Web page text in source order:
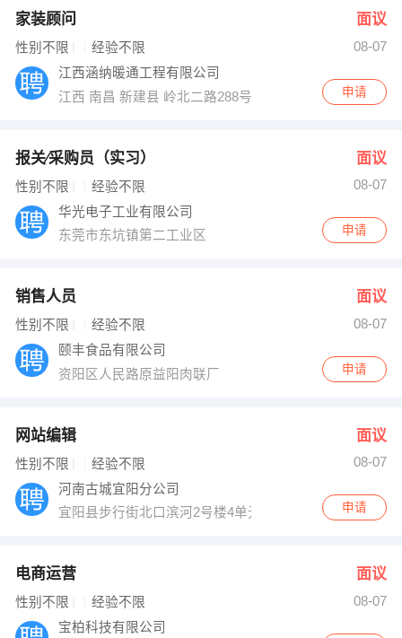
家装顾问 面议
性别不限 经验不限
08-07
江西涵纳暖通工程有限公司
江西 南昌 新建县 岭北二路288号联泰棕榈庄园＃16-105
申请
报关∕采购员（实习） 面议
性别不限 经验不限
08-07
华光电子工业有限公司
东莞市东坑镇第二工业区
申请
销售人员 面议
性别不限 经验不限
08-07
颐丰食品有限公司
资阳区人民路原益阳肉联厂
申请
网站编辑 面议
性别不限 经验不限
08-07
河南古城宜阳分公司
宜阳县步行街北口滨河2号楼4单元501室
申请
电商运营 面议
性别不限 经验不限
08-07
宝柏科技有限公司